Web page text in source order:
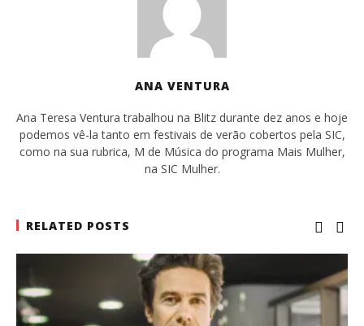
ANA VENTURA
Ana Teresa Ventura trabalhou na Blitz durante dez anos e hoje
podemos vê-la tanto em festivais de verão cobertos pela SIC,
como na sua rubrica, M de Música do programa Mais Mulher,
na SIC Mulher.
RELATED POSTS